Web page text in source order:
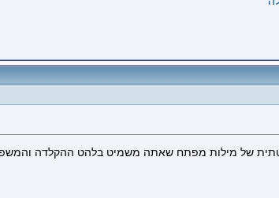
של מילות מפתח שאתה משמיט בלהט ההקלדה